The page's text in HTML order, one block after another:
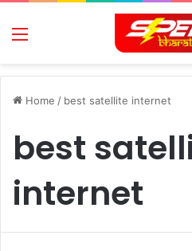
Menu
Home / best satellite internet
best
internet